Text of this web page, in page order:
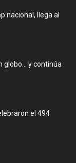
nacional, llega al
globo… y continúa
el 494